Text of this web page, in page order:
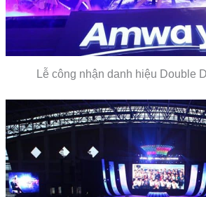
Lễ công nhận danh hiệu Double